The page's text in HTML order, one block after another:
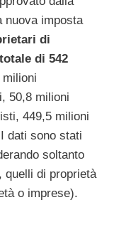
nuova imposta
di
di 542
50,8 milioni
449,5 milioni
dati sono stati
soltanto
quelli di proprietà
o imprese).